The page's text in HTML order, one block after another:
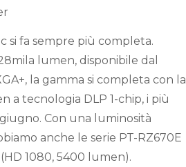
si fa sempre più completa.
lumen, disponibile dal
la gamma si completa con la
a tecnologia DLP 1-chip, i più
Con una luminosità
anche le serie PT-RZ670E
1080, 5400 lumen).